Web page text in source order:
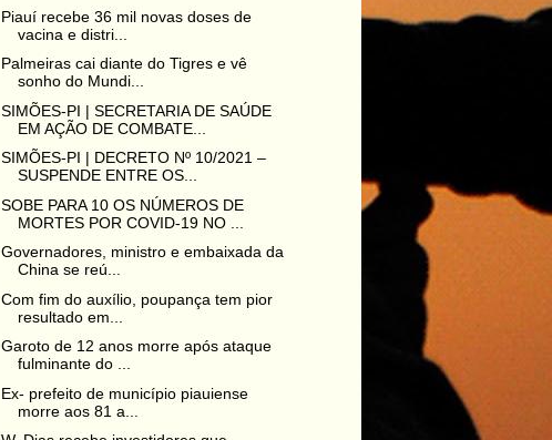
Piauí recebe 36 mil novas doses de
vacina e distri...
Palmeiras cai diante do Tigres e vê
sonho do Mundi...
SIMÕES-PI | SECRETARIA DE SAÚDE
EM AÇÃO DE COMBATE...
SIMÕES-PI | DECRETO Nº 10/2021 –
SUSPENDE ENTRE OS...
SOBE PARA 10 OS NÚMEROS DE
MORTES POR COVID-19 NO ...
Governadores, ministro e embaixada da
China se reú...
Com fim do auxílio, poupança tem pior
resultado em...
Garoto de 12 anos morre após ataque
fulminante do ...
Ex- prefeito de município piauiense
morre aos 81 a...